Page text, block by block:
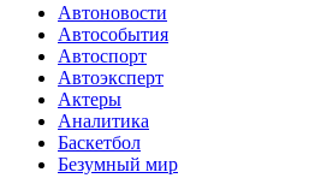
Автоновости
Автособытия
Автоспорт
Автоэксперт
Актеры
Аналитика
Баскетбол
Безумный мир